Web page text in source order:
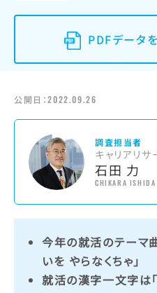
PDFデータ
公開日：2022.09.26
調査担当者
キャリアリ
石田 力
CHIKARA ISHIDA
今年の就活のテーマ
いを やらなくちゃ」
就活の漢字一文字は